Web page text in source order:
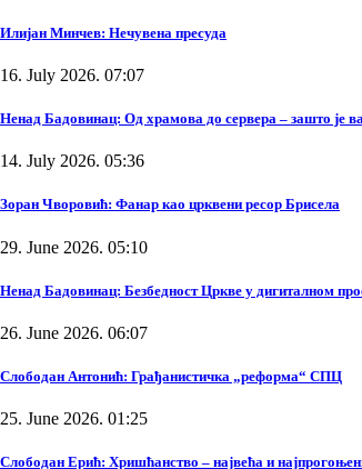
Илијан Минчев: Нечувена пресуда
16. July 2026. 07:07
Ненад Бадовинац: Од храмова до сервера – зашто је
14. July 2026. 05:36
Зоран Чворовић: Фанар као црквени ресор Брисела
29. June 2026. 05:10
Ненад Бадовинац: Безбедност Цркве у дигиталном
26. June 2026. 06:07
Слободан Антонић: Грађанистичка „реформа“ СПЦ
25. June 2026. 01:25
Слободан Ерић: Хришћанство – највећа и